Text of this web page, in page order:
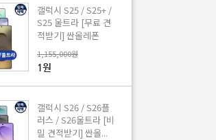
갤럭시 S25 / S25+ /
S25 울트라 [무료 견
적받기] 싼올레폰
1,155,000원
1원
갤럭시 S26 / S26플
러스 / S26울트라 [비
밀 견적받기] 싼올...